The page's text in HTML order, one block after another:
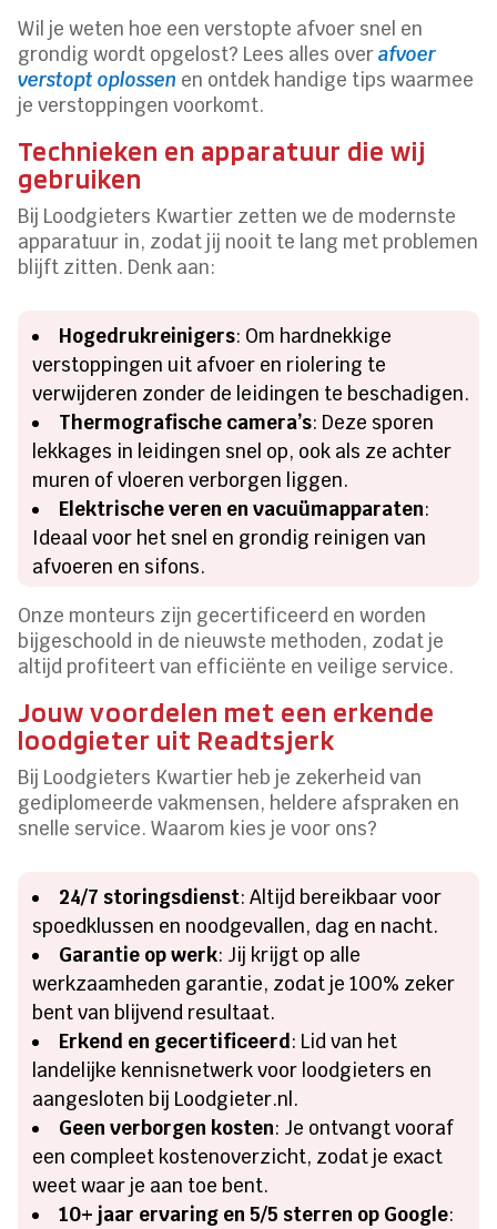
Wil je weten hoe een verstopte afvoer snel en
grondig wordt opgelost? Lees alles overafvoer
verstopt oplossen en ontdek handige tips waarmee
je verstoppingen voorkomt.
Technieken en apparatuur die wij
gebruiken
Bij Loodgieters Kwartier zetten we de modernste
apparatuur in, zodat jij nooit te lang met problemen
blijft zitten. Denk aan:
Hogedrukreinigers: Om hardnekkige
verstoppingen uit afvoer en riolering te
verwijderen zonder de leidingen te beschadigen.
Thermografische camera’s: Deze sporen
lekkages in leidingen snel op, ook als ze achter
muren of vloeren verborgen liggen.
Elektrische veren en vacuümapparaten:
Ideaal voor het snel en grondig reinigen van
afvoeren en sifons.
Onze monteurs zijn gecertificeerd en worden
bijgeschoold in de nieuwste methoden, zodat je
altijd profiteert van efficiënte en veilige service.
Jouw voordelen met een erkende
loodgieter uit Readtsjerk
Bij Loodgieters Kwartier heb je zekerheid van
gediplomeerde vakmensen, heldere afspraken en
snelle service. Waarom kies je voor ons?
24/7 storingsdienst: Altijd bereikbaar voor
spoedklussen en noodgevallen, dag en nacht.
Garantie op werk: Jij krijgt op alle
werkzaamheden garantie, zodat je 100% zeker
bent van blijvend resultaat.
Erkend en gecertificeerd: Lid van het
landelijke kennisnetwerk voor loodgieters en
aangesloten bij Loodgieter.nl.
Geen verborgen kosten: Je ontvangt vooraf
een compleet kostenoverzicht, zodat je exact
weet waar je aan toe bent.
10+ jaar ervaring en 5/5 sterren op Google: